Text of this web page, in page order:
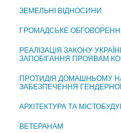
ЦЕНТР НАДАННЯ
ЗЕМЕЛЬНІ ВІДНОСИНИ
ГРОМАДСЬКЕ
РЕАЛІЗАЦІЯ ЗАКОНУ
ЗАПОБІГАННЯ ПРОЯВАМ
ПРОТИДІЯ ДОМАШНЬОМУ
ЗАБЕЗПЕЧЕННЯ ГЕНДЕРНОЇ
АРХІТЕКТУРА ТА
ВЕТЕРАНАМ